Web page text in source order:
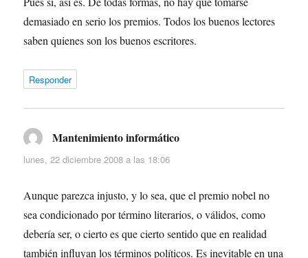
demasiado en serio los premios. Todos los buenos lectores
saben quienes son los buenos escritores.
Responder
Mantenimiento informático
lunes, 22 diciembre 2008 a las 18:06
Aunque parezca injusto, y lo sea, que el premio nobel no
sea condicionado por término literarios, o válidos, como
debería ser, o cierto es que cierto sentido que en realidad
también influyan los términos políticos. Es inevitable en una